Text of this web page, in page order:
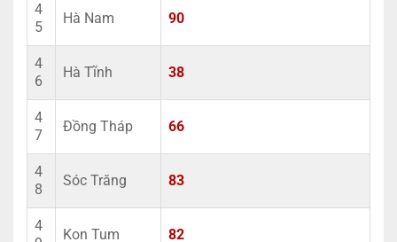
4
5
Hà Nam 90
4
6
Hà Tĩnh 38
4
7
Đồng Tháp 66
4
8
Sóc Trăng 83
4
Kon Tum 82